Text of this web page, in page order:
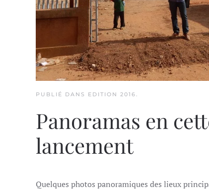
PUBLIÉ DANS EDITION 2016.
Panoramas en
lancement
Quelques photos panoramiques des lieux